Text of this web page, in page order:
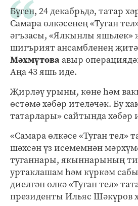
Бүген, 24 декабрьдә, татар
Самара өлкәсенең «Туган
әгъзасы, «Ялкынлы
шигърият ансамбленең
Мәхмүтоваавыр
Аңа 43 яшь иде.
Җирләү урыны, көне һәм
өстәмә хәбәр ителәчәк. Бу
татарлары» сайтында хәбәр
«Самара өлкәсе «Туган тел»
шәхсән үз исемемнән
туганнары, якыннарының
уртаклашам һәм күркәм
диелгән өлкә «Туган тел»
президенты Ильяс Шәкүров